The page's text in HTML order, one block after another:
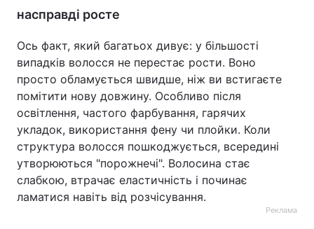
насправді росте
Ось факт, який багатьох дивує: у більшості
випадків волосся не перестає рости. Воно
просто обламується швидше, ніж ви встигаєте
помітити нову довжину. Особливо після
освітлення, частого фарбування, гарячих
укладок, використання фену чи плойки. Коли
структура волосся пошкоджується, всередині
утворюються "порожнечі". Волосина стає
слабкою, втрачає еластичність і починає
ламатися навіть від розчісування.
Реклама